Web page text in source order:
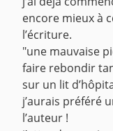
encore mieux à
l’écriture.
"une mauvaise
faire rebondir
sur un lit
j’aurais préféré
l’auteur !